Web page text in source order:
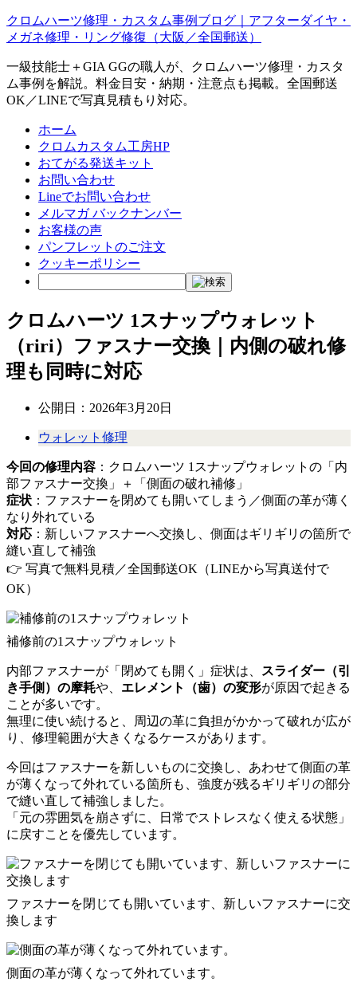
クロムハーツ修理・カスタム事例ブログ｜アフターダイヤ・
メガネ修理・リング修復（大阪／全国郵送）
一級技能士＋GIA GGの職人が、クロムハーツ修理・カスタ
ム事例を解説。料金目安・納期・注意点も掲載。全国郵送
OK／LINEで写真見積もり対応。
ホーム
クロムカスタム工房HP
おてがる発送キット
お問い合わせ
Lineでお問い合わせ
メルマガ バックナンバー
お客様の声
パンフレットのご注文
クッキーポリシー
クロムハーツ 1スナップウォレット
（riri）ファスナー交換｜内側の破れ修
理も同時に対応
公開日： 2026年3月20日
ウォレット修理
今回の修理内容 ：クロムハーツ 1スナップウォレットの「内
部ファスナー交換」＋「側面の破れ補修」
症状 ：ファスナーを閉めても開いてしまう／側面の革が薄く
なり外れている
対応 ：新しいファスナーへ交換し、側面はギリギリの箇所で
縫い直して補強
👉 写真で無料見積／全国郵送OK（LINEから写真送付で
OK）
補修前の1スナップウォレット
内部ファスナーが「閉めても開く」症状は、
スライダー（引
き手側）の摩耗や、 エレメント（歯）の変形が原因で起きる
ことが多いです。
無理に使い続けると、周辺の革に負担がかかって破れが広が
り、修理範囲が大きくなるケースがあります。
今回はファスナーを新しいものに交換し、あわせて側面の革
が薄くなって外れている箇所も、強度が残るギリギリの部分
で縫い直して補強しました。
「元の雰囲気を崩さずに、日常でストレスなく使える状態」
に戻すことを優先しています。
ファスナーを閉じても開いています、新しいファスナーに交
換します
側面の革が薄くなって外れています。